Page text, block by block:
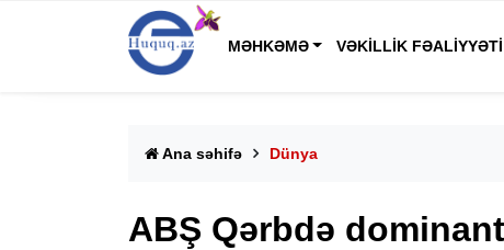
MƏHKƏMƏ VƏKILLIK FƏALIYYƏTI
Ana səhifə Dünya
ABŞ Qərbdə